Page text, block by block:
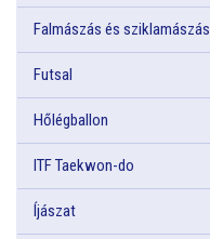
Falmászás és sziklamászás
Futsal
Hőlégballon
ITF Taekwon-do
Íjászat